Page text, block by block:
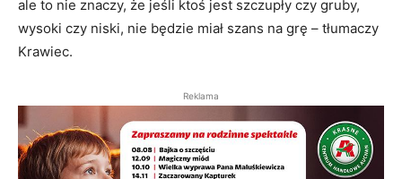
ale to nie znaczy, że jeśli ktoś jest szczupły czy gruby,
wysoki czy niski, nie będzie miał szans na grę – tłumaczy
Krawiec.
Reklama